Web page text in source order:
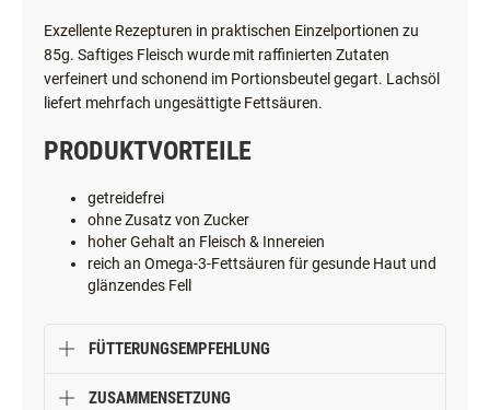
Exzellente Rezepturen in praktischen Einzelportionen zu
85g. Saftiges Fleisch wurde mit raffinierten Zutaten
verfeinert und schonend im Portionsbeutel gegart. Lachsöl
liefert mehrfach ungesättigte Fettsäuren.
PRODUKTVORTEILE
getreidefrei
ohne Zusatz von Zucker
hoher Gehalt an Fleisch & Innereien
reich an Omega-3-Fettsäuren für gesunde Haut und
glänzendes Fell
FÜTTERUNGSEMPFEHLUNG
ZUSAMMENSETZUNG